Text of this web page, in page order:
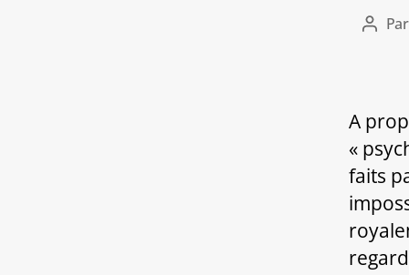
A
«
faits